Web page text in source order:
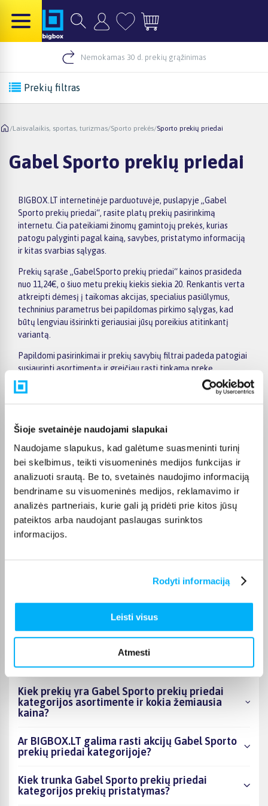
Šioje svetainėje naudojami slapukai
Naudojame slapukus, kad galėtume suasmeninti turinį
bei skelbimus, teikti visuomeninės medijos funkcijas ir
analizuoti srautą. Be to, svetainės naudojimo informaciją
bendriname su visuomeninės medijos, reklamavimo ir
analizės partneriais, kurie gali ją pridėti prie kitos jūsų
pateiktos arba naudojant paslaugas surinktos
informacijos.
Rodyti informaciją
Leisti visus
Atmesti
Nemokamas 30 d. prekių grąžinimas
Prekių filtras
/Laisvalaikis, sportas, turizmas/Sporto prekės/Sporto prekių priedai
Gabel Sporto prekių priedai
BIGBOX.LT internetinėje parduotuvėje, puslapyje „Gabel
Sporto prekių priedai“, rasite platų prekių pasirinkimą
internetu. Čia pateikiami žinomų gamintojų prekės, kurias
patogu palyginti pagal kainą, savybes, pristatymo informaciją
ir kitas svarbias sąlygas.
Prekių sąraše „GabelSporto prekių priedai“ kainos prasideda
nuo 11,24€, o šiuo metu prekių kiekis siekia 20. Renkantis verta
atkreipti dėmesį į taikomas akcijas, specialius pasiūlymus,
techninius parametrus bei papildomas pirkimo sąlygas, kad
būtų lengviau išsirinkti geriausiai jūsų poreikius atitinkantį
variantą.
Papildomi pasirinkimai ir prekių savybių filtrai padeda patogiai
susiaurinti asortimentą ir greičiau rasti tinkamą prekę.
Peržiūrėkite „GabelSporto prekių priedai“ pasiūlymus
BIGBOX.LT, palyginkite prekes ir pirkite internetu patogiai.
Pasirinktą prekę pristatysime per jos aprašyme nurodytą
Pirkėjų atsiliepimai apie prekes
Vygantas G.
Patvirtintas pirkėjas
Kokie Gabel Sporto prekių priedai kategorijoje
Kiek prekių yra Gabel Sporto prekių priedai
kategorijos asortimente ir kokia žemiausia
kaina?
Ar BIGBOX.LT galima rasti akcijų Gabel Sporto
prekių priedai kategorijoje?
Kiek trunka Gabel Sporto prekių priedai
kategorijos prekių pristatymas?